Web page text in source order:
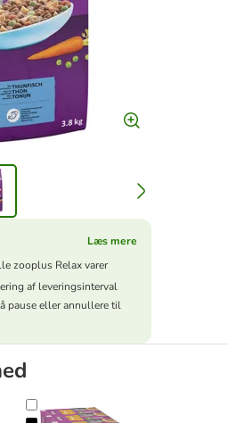
Læs mere
zooplus Relax varer
af leveringsinterval
pause eller annullere til